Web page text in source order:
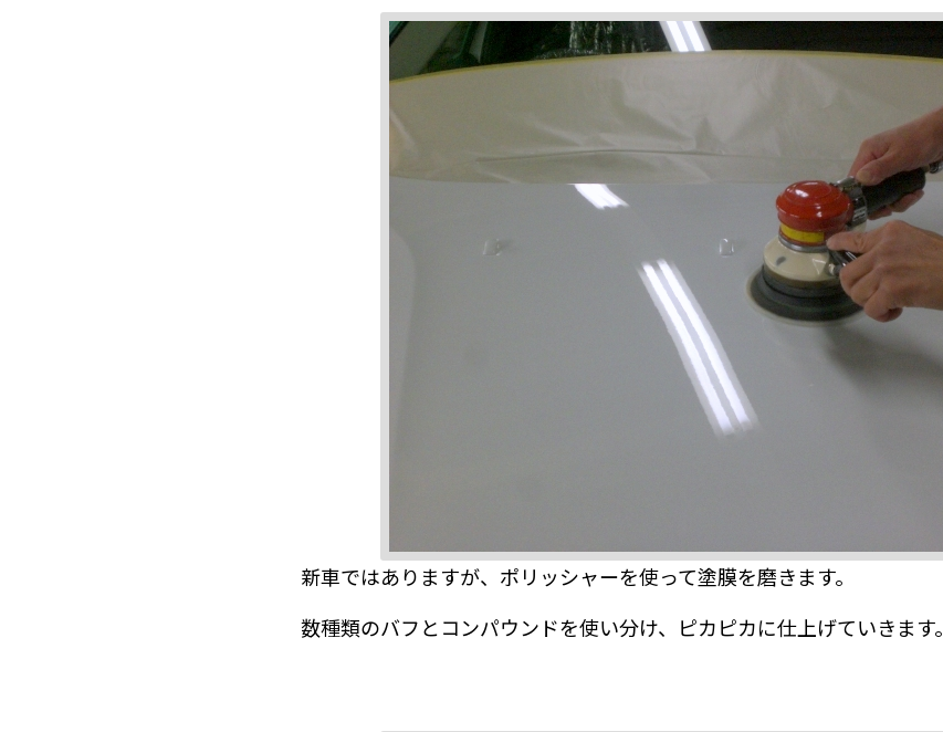
新車ではありますが、ポリッシャーを使って塗膜を磨きます。
数種類のバフとコンパウンドを使い分け、ピカピカに仕上げていきます。